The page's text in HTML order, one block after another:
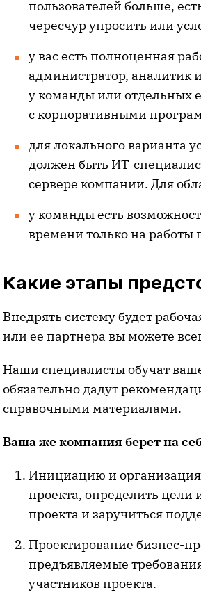
пользователей больше,
чересчур упросить или
у вас есть полноценная
администратор, аналитик
у команды или отдельных
с корпоративными
для локального варианта
должен быть ИТ-
сервере компании. Для
у команды есть
времени только на работы
Какие этапы
Внедрять систему будет
или ее партнера вы можете
Наши специалисты обучат
обязательно дадут
справочными материалами.
Ваша же компания берет на
Инициацию и организация
проекта, определить цели
проекта и заручиться
Проектирование бизнес-
предъявляемые
участников проекта.